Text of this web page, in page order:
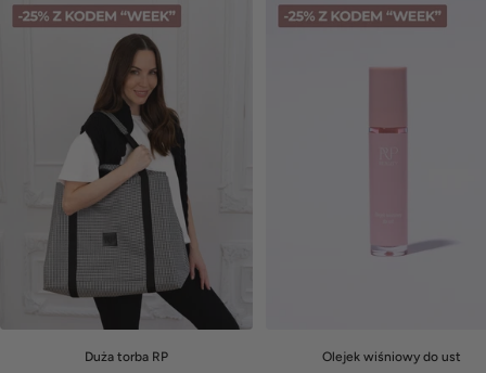
Duża torba RP
Olejek wiśniowy do ust